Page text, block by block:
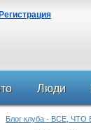
Регистрация
Люди
Блог клуба - ВСЕ,